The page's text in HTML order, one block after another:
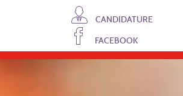
CANDIDATURE
FACEBOOK